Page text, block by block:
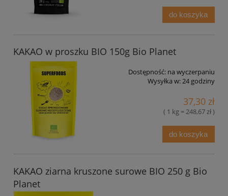
do koszyka
KAKAO w proszku BIO 150g Bio Planet
Dostępność: na wyczerpaniu
Wysyłka w:24 godziny
37,30 zł
( 1 kg = 248,67 zł )
do koszyka
KAKAO ziarna kruszone surowe BIO 250 g Bio
Planet